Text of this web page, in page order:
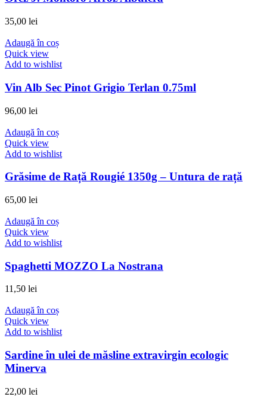
35,00 lei
Adaugă în coș
Quick view
Add to wishlist
Vin Alb Sec Pinot Grigio Terlan 0.75ml
96,00 lei
Adaugă în coș
Quick view
Add to wishlist
Grăsime de Rață Rougié 1350g – Untura de rață
65,00 lei
Adaugă în coș
Quick view
Add to wishlist
Spaghetti MOZZO La Nostrana
11,50 lei
Adaugă în coș
Quick view
Add to wishlist
Sardine în ulei de măsline extravirgin ecologic
Minerva
22,00 lei